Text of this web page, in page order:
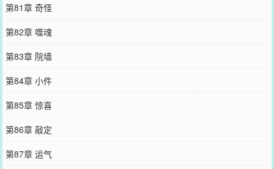
第81章 奇怪
第82章 噬魂
第83章 院墙
第84章 小件
第85章 惊喜
第86章 敲定
第87章 运气